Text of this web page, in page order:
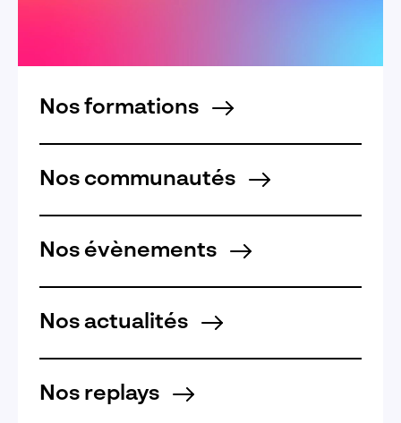
Nos formations
Nos communautés
Nos évènements
Nos actualités
Nos replays